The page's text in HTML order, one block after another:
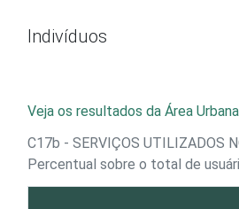
Indivíduos
Veja os resultados da Área Urbana
C17b - SERVIÇOS UTILIZADOS
Percentual sobre o total de